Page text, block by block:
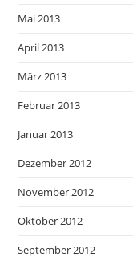
Mai 2013
April 2013
März 2013
Februar 2013
Januar 2013
Dezember 2012
November 2012
Oktober 2012
September 2012